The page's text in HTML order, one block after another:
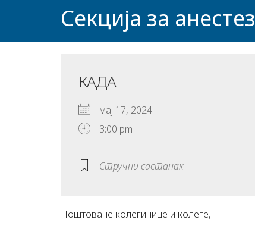
Секција за
КАДА
мај 17, 2024
3:00 pm
Стручни састанак
Поштоване колегинице и колеге,